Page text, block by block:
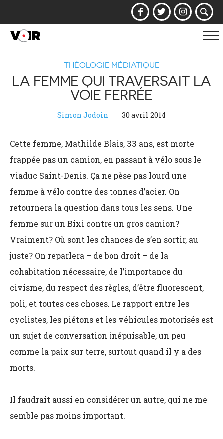
THÉOLOGIE MÉDIATIQUE
LA FEMME QUI TRAVERSAIT LA
VOIE FERRÉE
Simon Jodoin 30 avril 2014
Cette femme, Mathilde Blais, 33 ans, est morte
frappée pas un camion, en passant à vélo sous le
viaduc Saint-Denis. Ça ne pèse pas lourd une
femme à vélo contre des tonnes d’acier. On
retournera la question dans tous les sens. Une
femme sur un Bixi contre un gros camion?
Vraiment? Où sont les chances de s’en sortir, au
juste? On reparlera – de bon droit – de la
cohabitation nécessaire, de l’importance du
civisme, du respect des règles, d’être fluorescent,
poli, et toutes ces choses. Le rapport entre les
cyclistes, les piétons et les véhicules motorisés est
un sujet de conversation inépuisable, un peu
comme la paix sur terre, surtout quand il y a des
morts.
Il faudrait aussi en considérer un autre, qui ne me
semble pas moins important.